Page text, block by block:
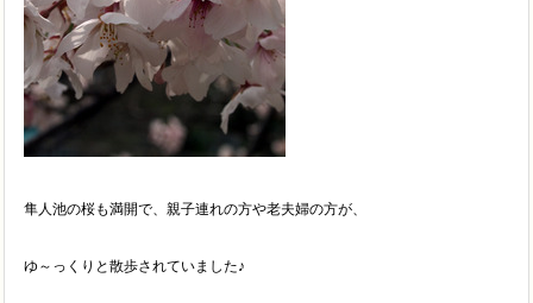
隼人池の桜も満開で、親子連れの方や老夫婦の方が、
ゆ～っくりと散歩されていました♪